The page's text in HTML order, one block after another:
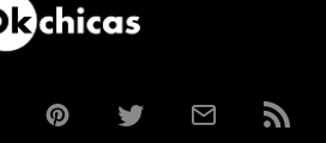
PinterestTwitterCorreoRSS